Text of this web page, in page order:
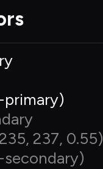
237, 0.55)